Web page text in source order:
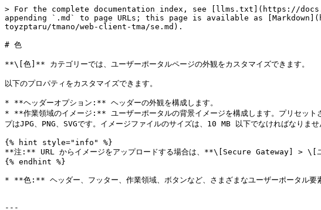
> For the complete documentation index, see [llms.txt](https://
appending `.md` to page URLs; this page is available as
toyzptaru/tmano/web-client-tma/se.md).
# 色
**\[色]** カテゴリーでは、ユーザーポータルページの外観をカスタマイズできます。
以下のプロパティをカスタマイズできます。
* **ヘッダーオプション:** ヘッダーの外観を構成します。
* **作業領域のイメージ:** ユーザーポータルの背景イメージを構成します。プリセット
プはJPG、PNG、SVGです。イメージファイルのサイズは、10 MB 以下でなければなりませ
{% hint style="info" %}
**注:** URL からイメージをアップロードする場合は、**\[Secure Gateway] > \[ユ
{% endhint %}
* **色:** ヘッダー、フッター、作業領域、ボタンなど、さまざまなユーザーポータル要
---